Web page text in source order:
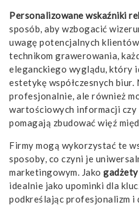
Personalizowane wskaźniki
sposób, aby wzbogacić
uwagę potencjalnych
technikom grawerowania,
eleganckiego wyglądu, który
estetykę współczesnych
profesjonalnie, ale również
wartościowych informacji czy
pomagają zbudować więź
Firmy mogą wykorzystać te
sposoby, co czyni je
marketingowym. Jako
idealnie jako upominki dla
podkreślając profesjonalizm i